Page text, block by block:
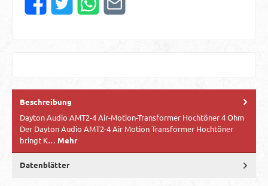
Beschreibung
Dayton Audio AMT2-4 Air-Motion-Transformer Hochtöner 4 Ohm
Der Dayton Audio AMT2-4 Air Motion Transformer Hochtöner
bringt K… Mehr
Datenblätter